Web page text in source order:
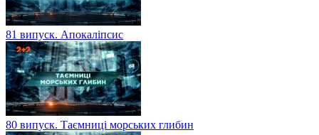
81 випуск. Апокаліпсис
80 випуск. Таємниці морських глибин